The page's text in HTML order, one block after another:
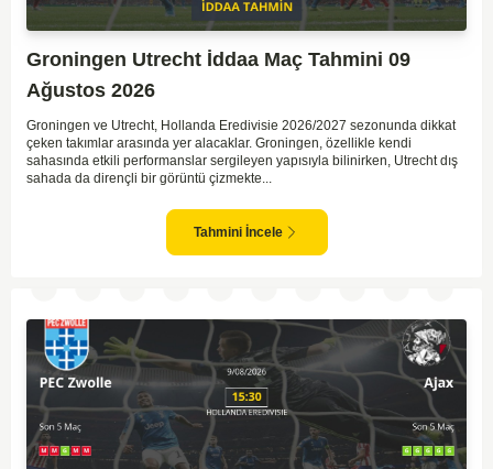
Groningen Utrecht İddaa Maç Tahmini 09
Ağustos 2026
Groningen ve Utrecht, Hollanda Eredivisie 2026/2027 sezonunda dikkat
çeken takımlar arasında yer alacaklar. Groningen, özellikle kendi
sahasında etkili performanslar sergileyen yapısıyla bilinirken, Utrecht dış
sahada da dirençli bir görüntü çizmekte...
Tahmini İncele